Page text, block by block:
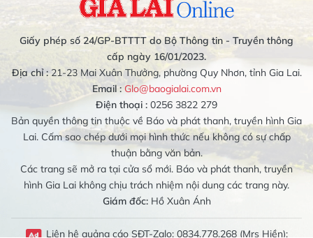
Giấy phép số 24/GP-BTTTT do Bộ Thông tin - Truyền thông
cấp ngày 16/01/2023.
Địa chỉ :21-23 Mai Xuân Thưởng, phường Quy Nhơn, tỉnh Gia Lai.
Email : Glo@baogialai.com.vn
Điện thoại : 0256 3822 279
Bản quyền thông tin thuộc về Báo và phát thanh, truyền hình Gia
Lai. Cấm sao chép dưới mọi hình thức nếu không có sự chấp
thuận bằng văn bản.
Các trang sẽ mở ra tại cửa sổ mới. Báo và phát thanh, truyền
hình Gia Lai không chịu trách nhiệm nội dung các trang này.
Giám đốc:Hồ Xuân Ánh
Liên hệ quảng cáo SĐT-Zalo: 0834.778.268 (Mrs Hiền);